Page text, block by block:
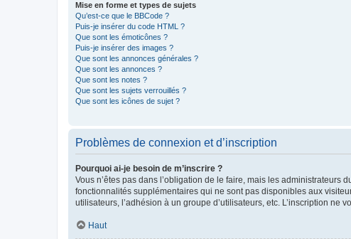
Mise en forme et types de sujets
Qu’est-ce que le BBCode ?
Puis-je insérer du code HTML ?
Que sont les émoticônes ?
Puis-je insérer des images ?
Que sont les annonces générales ?
Que sont les annonces ?
Que sont les notes ?
Que sont les sujets verrouillés ?
Que sont les icônes de sujet ?
Problèmes de connexion et d’inscription
Pourquoi ai-je besoin de m’inscrire ?
Vous n’êtes pas dans l’obligation de le faire, mais les
fonctionnalités supplémentaires qui ne sont pas disponibles aux
utilisateurs, l’adhésion à un groupe d’utilisateurs, etc. L’inscription ne
Haut